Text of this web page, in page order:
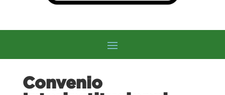
Convenio